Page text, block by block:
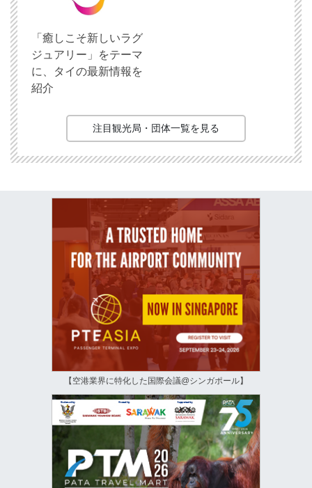
「癒しこそ新しいラグ
ジュアリー」をテーマ
に、タイの最新情報を
紹介
注目観光局・団体一覧を見る
【空港業界に特化した国際会議@シンガポール】